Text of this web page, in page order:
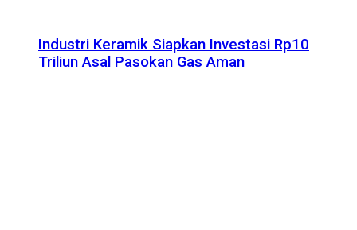
Industri Keramik Siapkan Investasi Rp10
Triliun Asal Pasokan Gas Aman